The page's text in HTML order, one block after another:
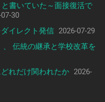
書いていた～面接復活で
30
イレクト発信 2026-07-29
伝統の継承と学校改革を
れだけ関われたか 2026-